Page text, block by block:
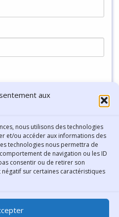
aux
nous utilisons des technologies
et/ou accéder aux informations des
technologies nous permettra de
de navigation ou les ID
consentir ou de retirer son
sur certaines caractéristiques
commentaire.
Bibliothèque municipale de